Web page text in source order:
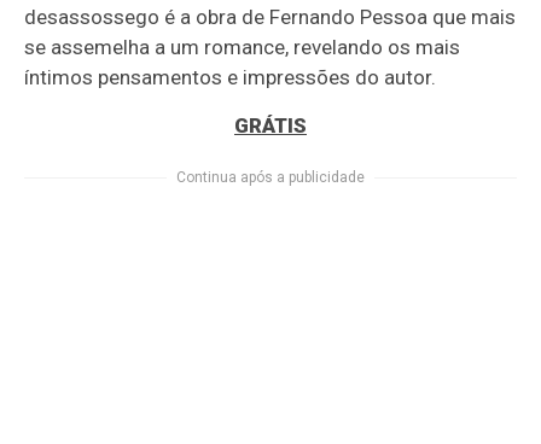
desassossego é a obra de Fernando Pessoa que mais
se assemelha a um romance, revelando os mais
íntimos pensamentos e impressões do autor.
GRÁTIS
Continua após a publicidade